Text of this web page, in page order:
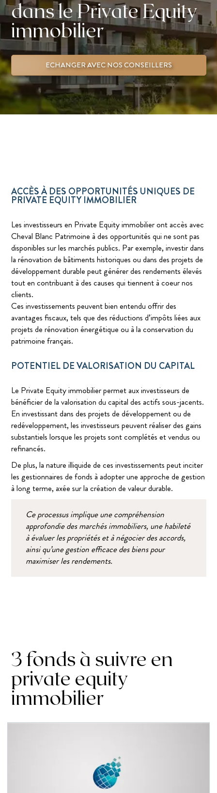
dans le Private Equity
immobilier
ECHANGER AVEC NOS CONSEILLERS
ACCÈS À DES OPPORTUNITÉS UNIQUES DE
PRIVATE EQUITY IMMOBILIER
Les investisseurs en Private Equity immobilier ont accès avec
Cheval Blanc Patrimoine à des opportunités qui ne sont pas
disponibles sur les marchés publics. Par exemple, investir dans
la rénovation de bâtiments historiques ou dans des projets de
développement durable peut générer des rendements élevés
tout en contribuant à des causes qui tiennent à coeur nos
clients.
Ces investissements peuvent bien entendu offrir des
avantages fiscaux, tels que des réductions d’impôts liées aux
projets de rénovation énergétique ou à la conservation du
patrimoine français.
POTENTIEL DE VALORISATION DU CAPITAL
Le Private Equity immobilier permet aux investisseurs de
bénéficier de la valorisation du capital des actifs sous-jacents.
En investissant dans des projets de développement ou de
redéveloppement, les investisseurs peuvent réaliser des gains
substantiels lorsque les projets sont complétés et vendus ou
refinancés.
De plus, la nature illiquide de ces investissements peut inciter
les gestionnaires de fonds à adopter une approche de gestion
à long terme, axée sur la création de valeur durable.
Ce processus implique une compréhension
approfondie des marchés immobiliers, une habileté
à évaluer les propriétés et à négocier des accords,
ainsi qu’une gestion efficace des biens pour
maximiser les rendements.
3 fonds à suivre en
private equity
immobilier